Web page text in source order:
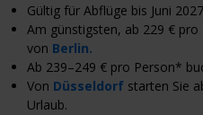
Gültig für Abflüge bis Juni 2027
Am günstigsten, ab 229 €
von Berlin.
Ab 239–249 € pro Person*
Von Düsseldorf starten Sie
Urlaub.